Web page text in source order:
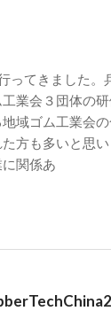
てきました。
業会３団体の
域ゴム工業会
方も多いと思
関係あ